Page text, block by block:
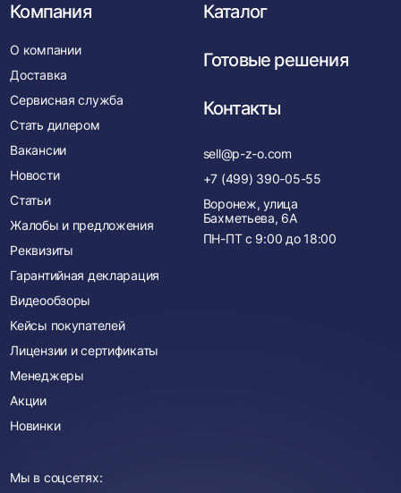
Компания
О компании
Доставка
Сервисная служба
Стать дилером
Вакансии
Новости
Статьи
Жалобы и предложения
Реквизиты
Гарантийная декларация
Видеообзоры
Кейсы покупателей
Лицензии и сертификаты
Менеджеры
Акции
Новинки
Каталог
Готовые решения
Контакты
sell@p-z-o.com
+7 (499) 390-05-55
Воронеж, улица
Бахметьева, 6А
ПН-ПТ с 9:00 до 18:00
Мы в соцсетях: